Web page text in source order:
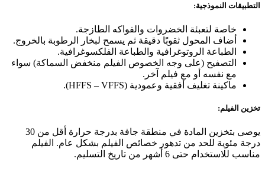
التطبيقات النموذجية:
خاصة لتعبئة الخضروات والفواكه الطازجة.
أضاف المحول ثقوبًا دقيقة ثم يسمح لبخار الرطوبة بالخروج.
الطباعة الروتوغرافية والطباعة الفلكسوغرافية.
التصفيح (على وجه الخصوص الفيلم منخفض السماكة) سواء
مع نفسه أو مع فيلم آخر.
ماكينة تغليف أفقية وعمودية (HFFS – VFFS).
تخزين الفيلم:
يوصى بتخزين المادة في منطقة جافة بدرجة حرارة أقل من 30
درجة مئوية للحد من تدهور خصائص الفيلم بشكل عام. الفيلم
مناسب للاستخدام حتى 6 أشهر من تاريخ التسليم.